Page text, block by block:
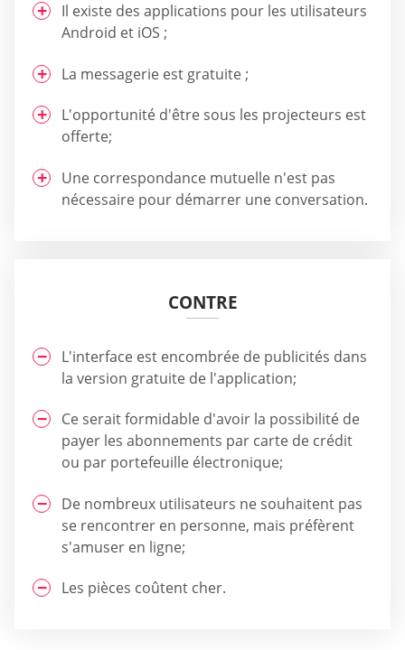
Il existe des applications pour les utilisateurs
Android et iOS ;
La messagerie est gratuite ;
L'opportunité d'être sous les projecteurs est
offerte;
Une correspondance mutuelle n'est pas
nécessaire pour démarrer une conversation.
CONTRE
L'interface est encombrée de publicités dans
la version gratuite de l'application;
Ce serait formidable d'avoir la possibilité de
payer les abonnements par carte de crédit
ou par portefeuille électronique;
De nombreux utilisateurs ne souhaitent pas
se rencontrer en personne, mais préfèrent
s'amuser en ligne;
Les pièces coûtent cher.